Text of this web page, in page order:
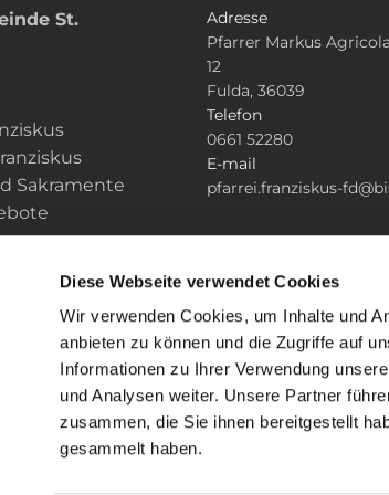
Diese Webseite verwendet Cookies
Wir verwenden Cookies, um Inhalte und
anbieten zu können und die Zugriffe auf
Informationen zu Ihrer Verwendung
und Analysen weiter. Unsere Partner
zusammen, die Sie ihnen bereitgestellt
gesammelt haben.
St.
Sakramente
Adresse
Pfarrer Markus
12
Fulda, 36039
Telefon
0661 52280
E-mail
pfarrei.franziskus-
Impressum